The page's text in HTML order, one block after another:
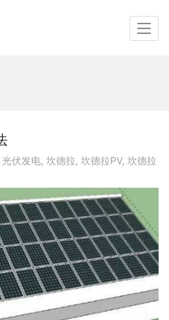
光伏发电, 坎德拉, 坎德拉PV, 坎德拉